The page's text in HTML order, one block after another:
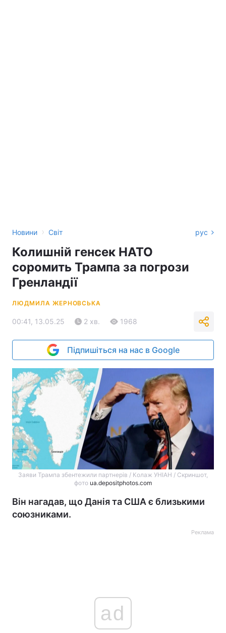
Новини › Світ рус
Колишній генсек НАТО
соромить Трампа за погрози
Гренландії
ЛЮДМИЛА ЖЕРНОВСЬКА
00:41, 13.05.25 2 хв. 1968
Підпишіться на нас в Google
Заяви Трампа збентежили партнерів / Колаж УНІАН / Скриншот,
фото ua.depositphotos.com
Він нагадав, що Данія та США є близькими
союзниками.
Реклама
ad